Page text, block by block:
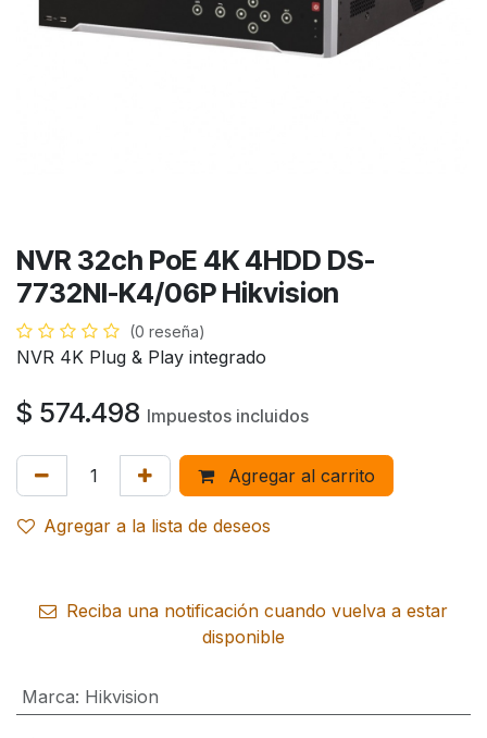
NVR 32ch PoE 4K 4HDD DS-
7732NI-K4/06P Hikvision
(0 reseña)
NVR 4K Plug & Play integrado
$ 574.498 Impuestos incluidos
Agregar al carrito
Agregar a la lista de deseos
Reciba una notificación cuando vuelva a estar
disponible
Marca: Hikvision